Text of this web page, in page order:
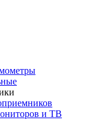
и ТВ